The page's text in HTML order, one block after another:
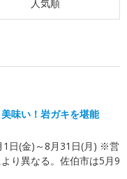
人気順
味い！岩ガキを堪能
1日(金)～8月31日(月) ※営
り異なる。佐伯市は5月9